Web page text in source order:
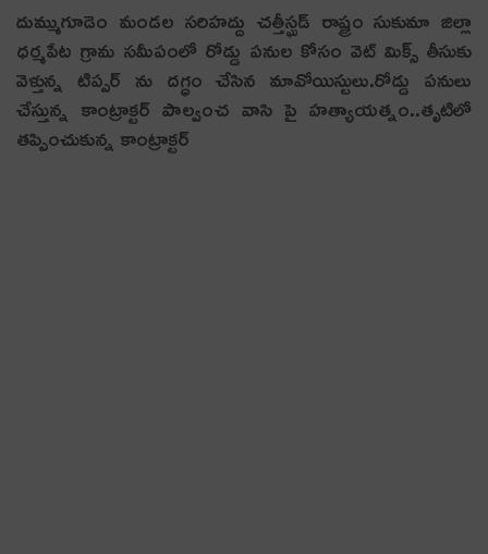
దుమ్ముగూడెం మండల సరిహద్దు చత్తీస్ఘడ్ రాష్ట్రం సుకుమా జిల్లా
ధర్మపేట గ్రామ సమీపంలో రోడ్డు పనుల కోసం వెట్ మిక్స్ తీసుకు
వెళ్తున్న టిప్పర్ ను దగ్ధం చేసిన మావోయిస్టులు.రోడ్డు పనులు
చేస్తున్న కాంట్రాక్టర్ పాల్వంచ వాసి పై హత్యాయత్నం..తృటిలో
తప్పించుకున్న కాంట్రాక్టర్